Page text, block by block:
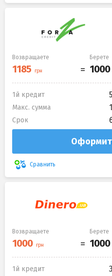
Возвращаете Берете
1й кредит
Макс. сумма
Срок
Сравнить
Возвращаете Берете
1й кредит